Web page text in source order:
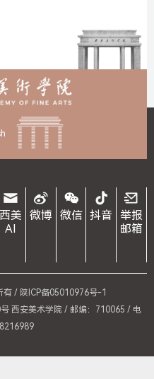
西美
AI
微博 微信 抖音 举报
邮箱
有 / 陕ICP备05010976号-1
西安美术学院 / 邮编：710065 / 电